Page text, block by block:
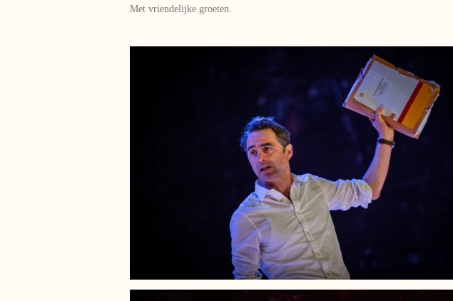
Met vriendelijke groeten.